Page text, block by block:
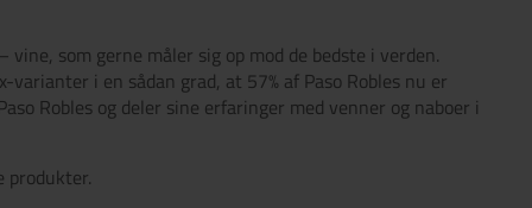
vine, som gerne måler sig op mod de bedste i verden.
i en sådan grad, at 57% af Paso Robles nu er
Robles og deler sine erfaringer med venner og naboer i
produkter.